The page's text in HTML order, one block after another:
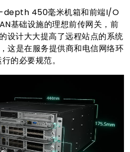
450毫米机箱和前端I/O
基础设施的理想前传网关，前
设计大大提高了远程站点的系统
这是在服务提供商和电信网络环
的必要规范。